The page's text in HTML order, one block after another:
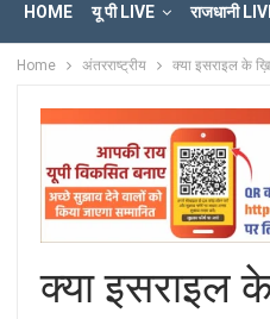
HOME यू पी LIVE राजधानी
Home अंतरराष्ट्रीय क्या इसराइल के
क्या इसराइल